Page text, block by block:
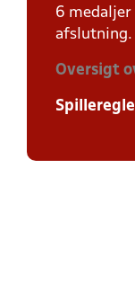
6 medaljer
afslutning.
Oversigt